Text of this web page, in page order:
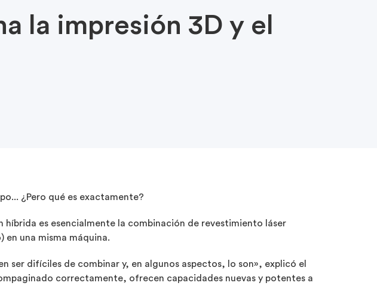
la impresión 3D y el
¿Pero qué es exactamente?
es esencialmente la combinación de revestimiento láser
una misma máquina.
difíciles de combinar y, en algunos aspectos, lo son», explicó el
correctamente, ofrecen capacidades nuevas y potentes a